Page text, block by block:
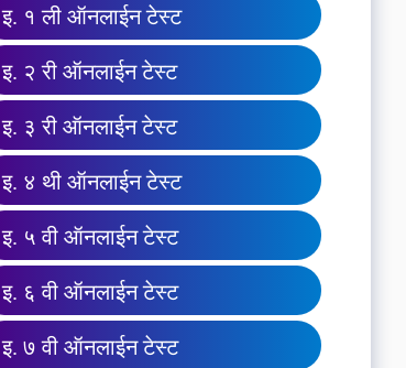
इ. १ ली ऑनलाईन टेस्ट
इ. २ री ऑनलाईन टेस्ट
इ. ३ री ऑनलाईन टेस्ट
इ. ४ थी ऑनलाईन टेस्ट
इ. ५ वी ऑनलाईन टेस्ट
इ. ६ वी ऑनलाईन टेस्ट
इ. ७ वी ऑनलाईन टेस्ट